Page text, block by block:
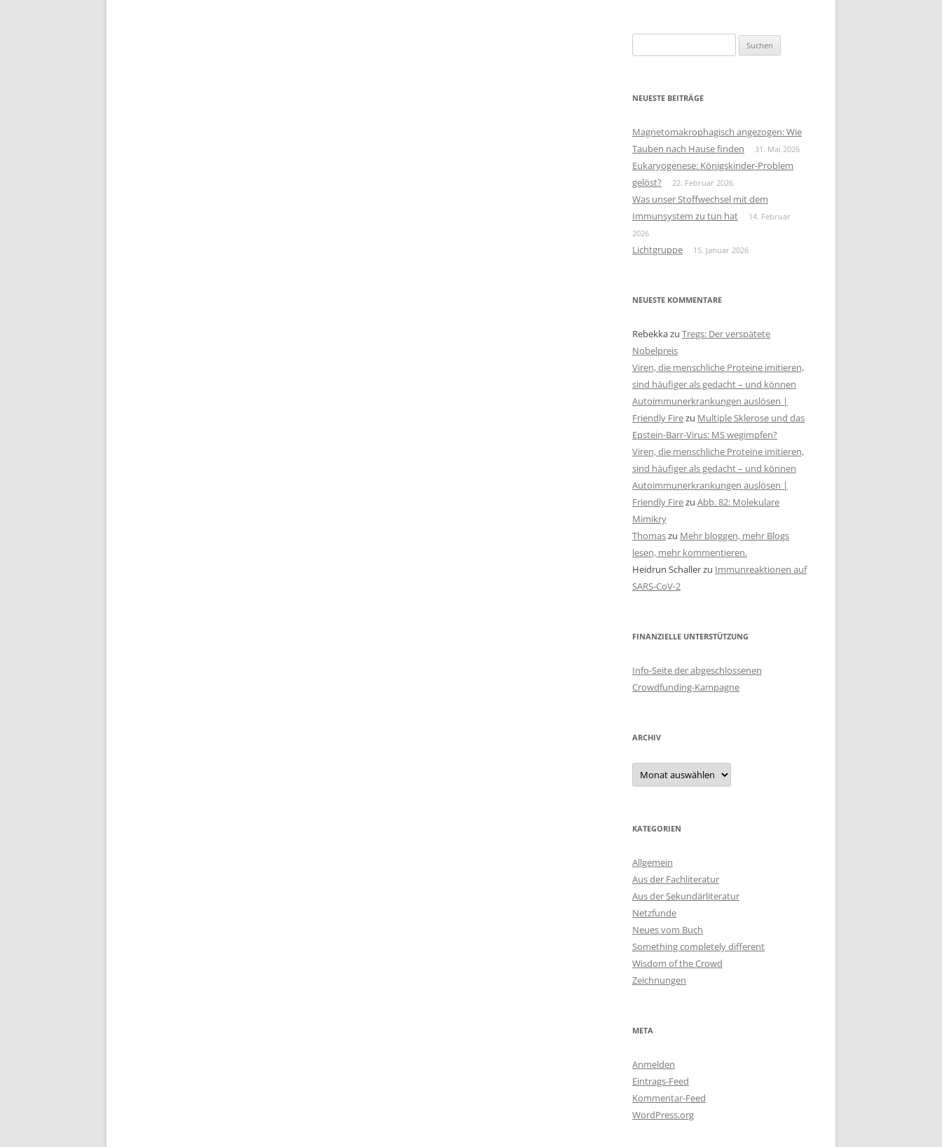
nach:
NEUESTE BEITRÄGE
Magnetomakrophagisch angezogen: Wie
Tauben nach Hause finden
31. Mai 2026
Eukaryogenese: Königskinder-Problem
gelöst?
22. Februar 2026
Was unser Stoffwechsel mit dem
Immunsystem zu tun hat
14. Februar
2026
Lichtgruppe 15. Januar 2026
NEUESTE KOMMENTARE
Rebekkazu Tregs: Der verspätete
Nobelpreis
Viren, die menschliche Proteine imitieren,
sind häufiger als gedacht – und können
Autoimmunerkrankungen auslösen |
Friendly Firezu Multiple Sklerose und das
Epstein-Barr-Virus: MS wegimpfen?
Viren, die menschliche Proteine imitieren,
sind häufiger als gedacht – und können
Autoimmunerkrankungen auslösen |
Friendly Firezu Abb. 82: Molekulare
Mimikry
Thomaszu Mehr bloggen, mehr Blogs
lesen, mehr kommentieren.
Heidrun Schallerzu Immunreaktionen auf
SARS-CoV-2
FINANZIELLE UNTERSTÜTZUNG
Info-Seite der abgeschlossenen
Crowdfunding-Kampagne
ARCHIV
Archiv
KATEGORIEN
Allgemein
Aus der Fachliteratur
Aus der Sekundärliteratur
Netzfunde
Neues vom Buch
Something completely different
Wisdom of the Crowd
Zeichnungen
META
Anmelden
Eintrags-Feed
Kommentar-Feed
WordPress.org